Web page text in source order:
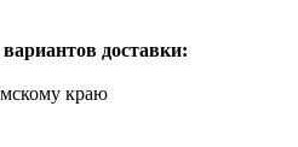
доставки:
краю